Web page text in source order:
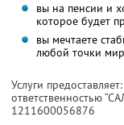
вы на пенсии и
которое будет
вы мечтаете
любой точки
Услуги
ответственностью
1211600056876